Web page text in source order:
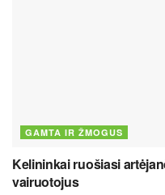
GAMTA IR ŽMOGUS
Kelininkai ruošiasi
vairuotojus